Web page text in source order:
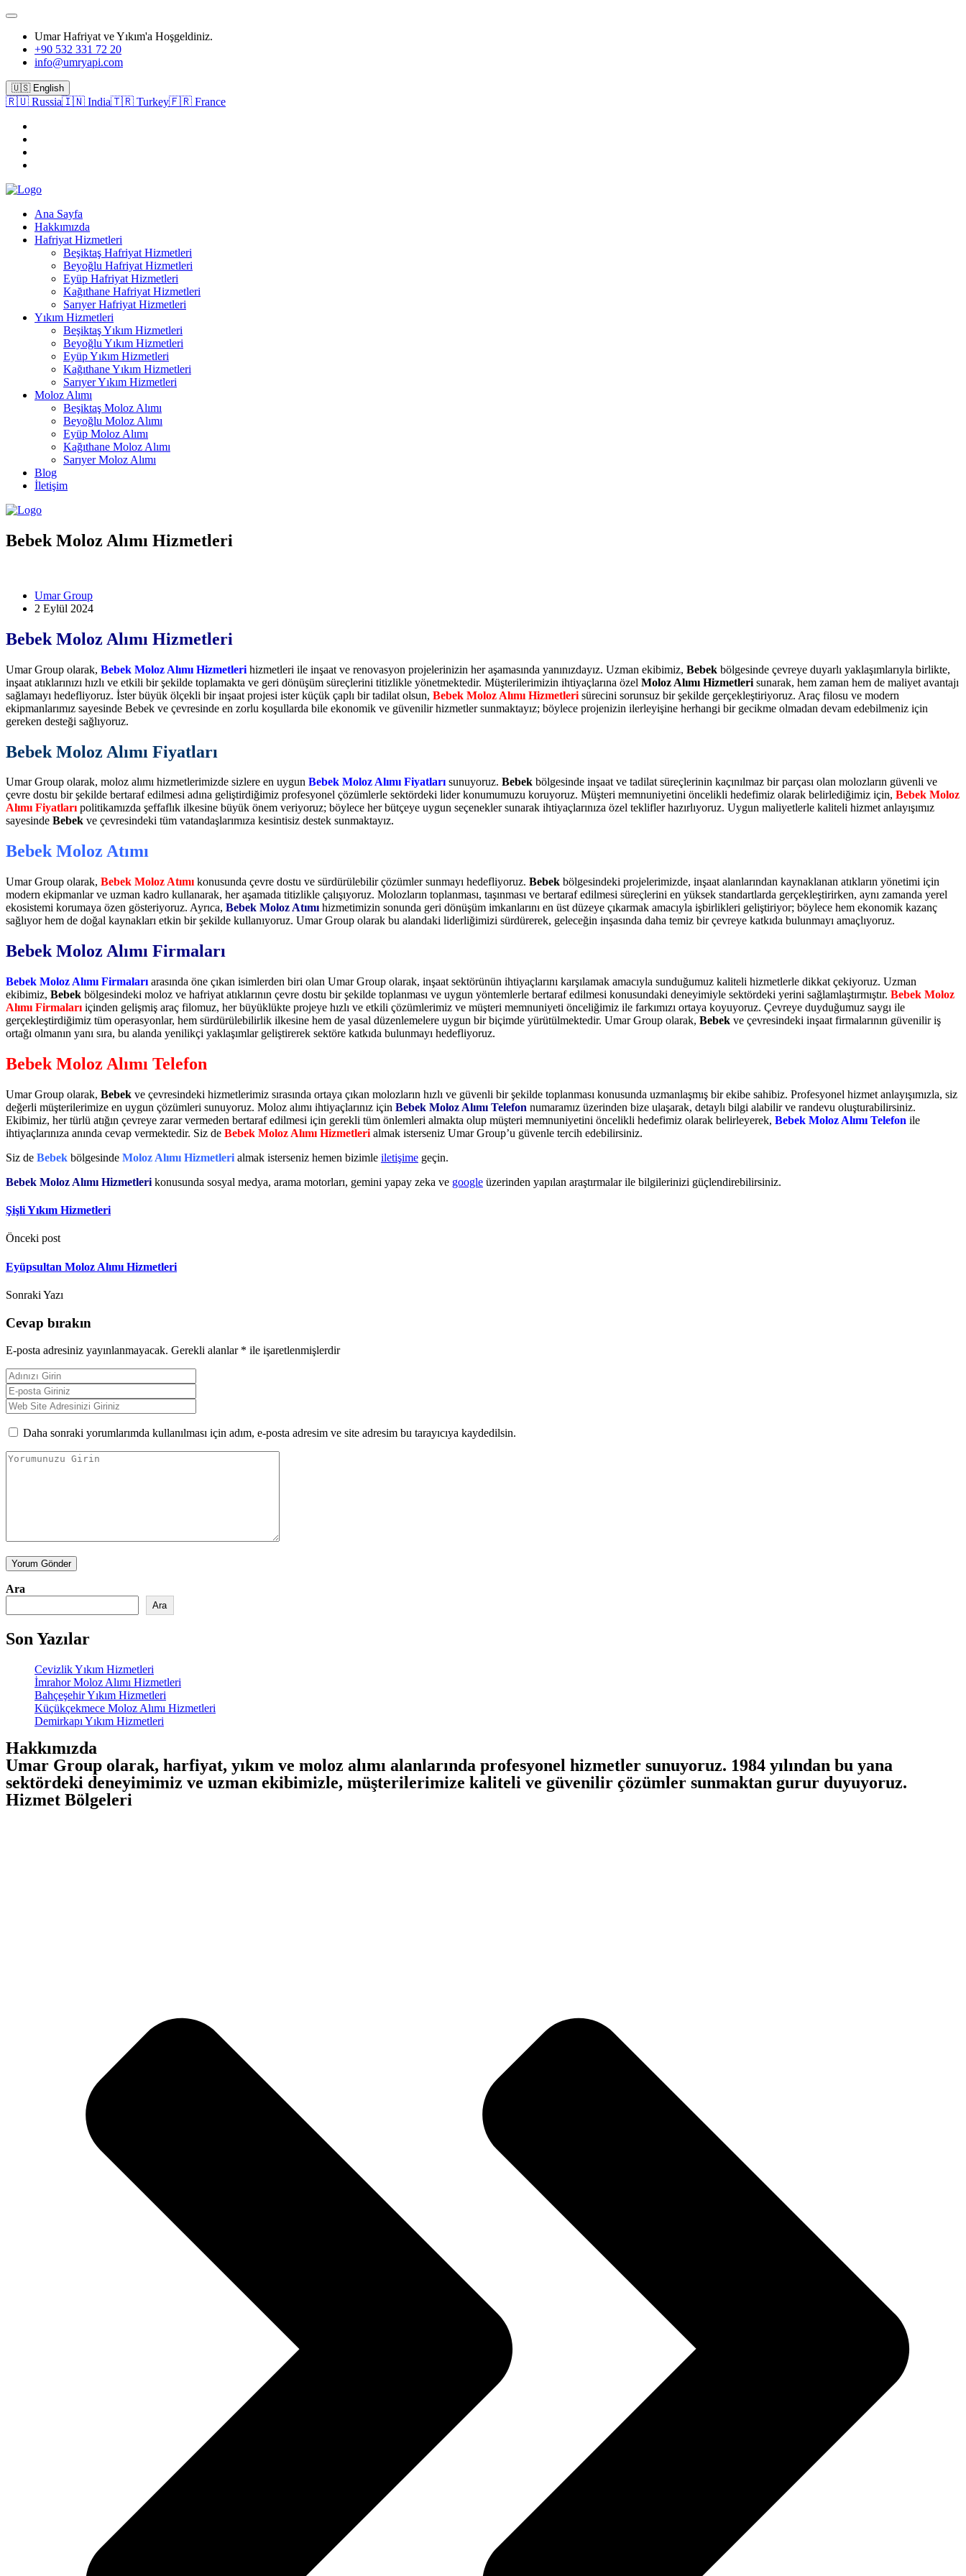
Umar Hafriyat ve Yıkım'a Hoşgeldiniz.
+90 532 331 72 20
info@umryapi.com
🇺🇸 English
🇷🇺 Russia🇮🇳 India🇹🇷 Turkey🇫🇷 France
Ana Sayfa
Hakkımızda
Hafriyat Hizmetleri
Beşiktaş Hafriyat Hizmetleri
Beyoğlu Hafriyat Hizmetleri
Eyüp Hafriyat Hizmetleri
Kağıthane Hafriyat Hizmetleri
Sarıyer Hafriyat Hizmetleri
Yıkım Hizmetleri
Beşiktaş Yıkım Hizmetleri
Beyoğlu Yıkım Hizmetleri
Eyüp Yıkım Hizmetleri
Kağıthane Yıkım Hizmetleri
Sarıyer Yıkım Hizmetleri
Moloz Alımı
Beşiktaş Moloz Alımı
Beyoğlu Moloz Alımı
Eyüp Moloz Alımı
Kağıthane Moloz Alımı
Sarıyer Moloz Alımı
Blog
İletişim
Bebek Moloz Alımı Hizmetleri
Umar Group
2 Eylül 2024
Bebek Moloz Alımı Hizmetleri
Umar Group olarak, Bebek Moloz Alımı Hizmetleri hizmetleri ile inşaat ve renovasyon projelerinizin her aşamasında yanınızdayız. Uzman ekibimiz, Bebek bölgesinde çevreye duyarlı yaklaşımlarıyla birlikte,
inşaat atıklarınızı hızlı ve etkili bir şekilde toplamakta ve geri dönüşüm süreçlerini titizlikle yönetmektedir. Müşterilerimizin ihtiyaçlarına özel Moloz Alımı Hizmetleri sunarak, hem zaman hem de maliyet avantajı
sağlamayı hedefliyoruz. İster büyük ölçekli bir inşaat projesi ister küçük çaplı bir tadilat olsun, Bebek Moloz Alımı Hizmetleri sürecini sorunsuz bir şekilde gerçekleştiriyoruz. Araç filosu ve modern
ekipmanlarımız sayesinde Bebek ve çevresinde en zorlu koşullarda bile ekonomik ve güvenilir hizmetler sunmaktayız; böylece projenizin ilerleyişine herhangi bir gecikme olmadan devam edebilmeniz için
gereken desteği sağlıyoruz.
Bebek Moloz Alımı Fiyatları
Umar Group olarak, moloz alımı hizmetlerimizde sizlere en uygun Bebek Moloz Alımı Fiyatlarısunuyoruz. Bebek bölgesinde inşaat ve tadilat süreçlerinin kaçınılmaz bir parçası olan molozların güvenli ve
çevre dostu bir şekilde bertaraf edilmesi adına geliştirdiğimiz profesyonel çözümlerle sektördeki lider konumumuzu koruyoruz. Müşteri memnuniyetini öncelikli hedefimiz olarak belirlediğimiz için, Bebek Moloz
Alımı Fiyatlarıpolitikamızda şeffaflık ilkesine büyük önem veriyoruz; böylece her bütçeye uygun seçenekler sunarak ihtiyaçlarınıza özel teklifler hazırlıyoruz. Uygun maliyetlerle kaliteli hizmet anlayışımız
sayesinde Bebek ve çevresindeki tüm vatandaşlarımıza kesintisiz destek sunmaktayız.
Bebek Moloz Atımı
Umar Group olarak, Bebek Moloz Atımı konusunda çevre dostu ve sürdürülebilir çözümler sunmayı hedefliyoruz. Bebek bölgesindeki projelerimizde, inşaat alanlarından kaynaklanan atıkların yönetimi için
modern ekipmanlar ve uzman kadro kullanarak, her aşamada titizlikle çalışıyoruz. Molozların toplanması, taşınması ve bertaraf edilmesi süreçlerini en yüksek standartlarda gerçekleştirirken, aynı zamanda yerel
ekosistemi korumaya özen gösteriyoruz. Ayrıca, Bebek Moloz Atımı hizmetimizin sonunda geri dönüşüm imkanlarını en üst düzeye çıkarmak amacıyla işbirlikleri geliştiriyor; böylece hem ekonomik kazanç
sağlıyor hem de doğal kaynakları etkin bir şekilde kullanıyoruz. Umar Group olarak bu alandaki liderliğimizi sürdürerek, geleceğin inşasında daha temiz bir çevreye katkıda bulunmayı amaçlıyoruz.
Bebek Moloz Alımı Firmaları
Bebek Moloz Alımı Firmaları arasında öne çıkan isimlerden biri olan Umar Group olarak, inşaat sektörünün ihtiyaçlarını karşılamak amacıyla sunduğumuz kaliteli hizmetlerle dikkat çekiyoruz. Uzman
ekibimiz, Bebek bölgesindeki moloz ve hafriyat atıklarının çevre dostu bir şekilde toplanması ve uygun yöntemlerle bertaraf edilmesi konusundaki deneyimiyle sektördeki yerini sağlamlaştırmıştır. Bebek Moloz
Alımı Firmaları içinden gelişmiş araç filomuz, her büyüklükte projeye hızlı ve etkili çözümlerimiz ve müşteri memnuniyeti önceliğimiz ile farkımızı ortaya koyuyoruz. Çevreye duyduğumuz saygı ile
gerçekleştirdiğimiz tüm operasyonlar, hem sürdürülebilirlik ilkesine hem de yasal düzenlemelere uygun bir biçimde yürütülmektedir. Umar Group olarak, Bebek ve çevresindeki inşaat firmalarının güvenilir iş
ortağı olmanın yanı sıra, bu alanda yenilikçi yaklaşımlar geliştirerek sektöre katkıda bulunmayı hedefliyoruz.
Bebek Moloz Alımı Telefon
Umar Group olarak, Bebek ve çevresindeki hizmetlerimiz sırasında ortaya çıkan molozların hızlı ve güvenli bir şekilde toplanması konusunda uzmanlaşmış bir ekibe sahibiz. Profesyonel hizmet anlayışımızla, siz
değerli müşterilerimize en uygun çözümleri sunuyoruz. Moloz alımı ihtiyaçlarınız için Bebek Moloz Alımı Telefon numaramız üzerinden bize ulaşarak, detaylı bilgi alabilir ve randevu oluşturabilirsiniz.
Ekibimiz, her türlü atığın çevreye zarar vermeden bertaraf edilmesi için gerekli tüm önlemleri almakta olup müşteri memnuniyetini öncelikli hedefimiz olarak belirleyerek, Bebek Moloz Alımı Telefon ile
ihtiyaçlarınıza anında cevap vermektedir. Siz de Bebek Moloz Alımı Hizmetleri almak isterseniz Umar Group’u güvenle tercih edebilirsiniz.
Siz de Bebek bölgesinde Moloz Alımı Hizmetleri almak isterseniz hemen bizimle iletişime geçin.
Bebek Moloz Alımı Hizmetleri konusunda sosyal medya, arama motorları, gemini yapay zeka ve google üzerinden yapılan araştırmalar ile bilgilerinizi güçlendirebilirsiniz.
Şişli Yıkım Hizmetleri
Önceki post
Eyüpsultan Moloz Alımı Hizmetleri
Sonraki Yazı
Cevap bırakın
E-posta adresiniz yayınlanmayacak. Gerekli alanlar * ile işaretlenmişlerdir
Daha sonraki yorumlarımda kullanılması için adım, e-posta adresim ve site adresim bu tarayıcıya kaydedilsin.
Yorum Gönder
Ara
Ara
Son Yazılar
Cevizlik Yıkım Hizmetleri
İmrahor Moloz Alımı Hizmetleri
Bahçeşehir Yıkım Hizmetleri
Küçükçekmece Moloz Alımı Hizmetleri
Demirkapı Yıkım Hizmetleri
Hakkımızda
Umar Group olarak, harfiyat, yıkım ve moloz alımı alanlarında profesyonel hizmetler sunuyoruz. 1984 yılından bu yana
sektördeki deneyimimiz ve uzman ekibimizle, müşterilerimize kaliteli ve güvenilir çözümler sunmaktan gurur duyuyoruz.
Hizmet Bölgeleri